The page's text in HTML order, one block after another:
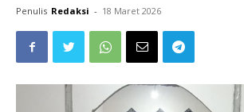
Penulis Redaksi - 18 Maret 2026